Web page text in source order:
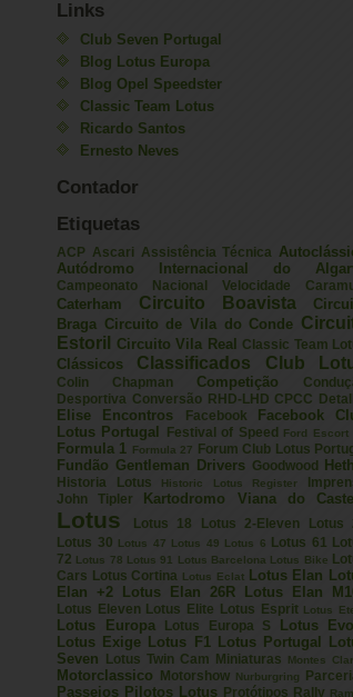
Links
Club Seven Portugal
Blog Lotus Europa
Blog Opel Speedster
Classic Team Lotus
Ricardo Santos
Ernesto Neves
Contador
Etiquetas
ACP Ascari Assistência Técnica
Autódromo Internacional do
Campeonato Nacional Velocidade
Caterham Circuito Boavista
Braga Circuito de Vila do Conde
Estoril
Circuito Vila Real Classic Team
Clássicos Classificados Club
Colin Chapman Competição
Desportiva Conversão RHD-LHD CPCC
Elise Encontros Facebook
Facebook
Lotus Portugal
Festival of Speed Ford Escort
Formula 1 Formula 27 Forum Club Lotus
Fundão Gentleman Drivers Goodwood
Historia Lotus Historic Lotus Register
John Tipler
Kartodromo Viana do
Lotus Lotus 18 Lotus 2-Eleven
Lotus
Lotus 30 Lotus 47 Lotus 49 Lotus 6 Lotus 61
72 Lotus 78 Lotus 91 Lotus Barcelona Lotus Bike
Cars Lotus Cortina Lotus Eclat Lotus Elan
Elan +2
Lotus Elan 26R Lotus Elan
Lotus Eleven Lotus Elite Lotus Esprit Lotus
Lotus Europa Lotus Europa S
Lotus
Lotus Exige Lotus F1 Lotus Portugal
Seven
Lotus Twin Cam Miniaturas Montes
Motorclassico Motorshow Nurburgring
Passeios Pilotos Lotus Protótipos Rally